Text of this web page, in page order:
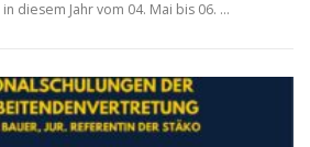
diesem Jahr vom 04. Mai bis 06. …